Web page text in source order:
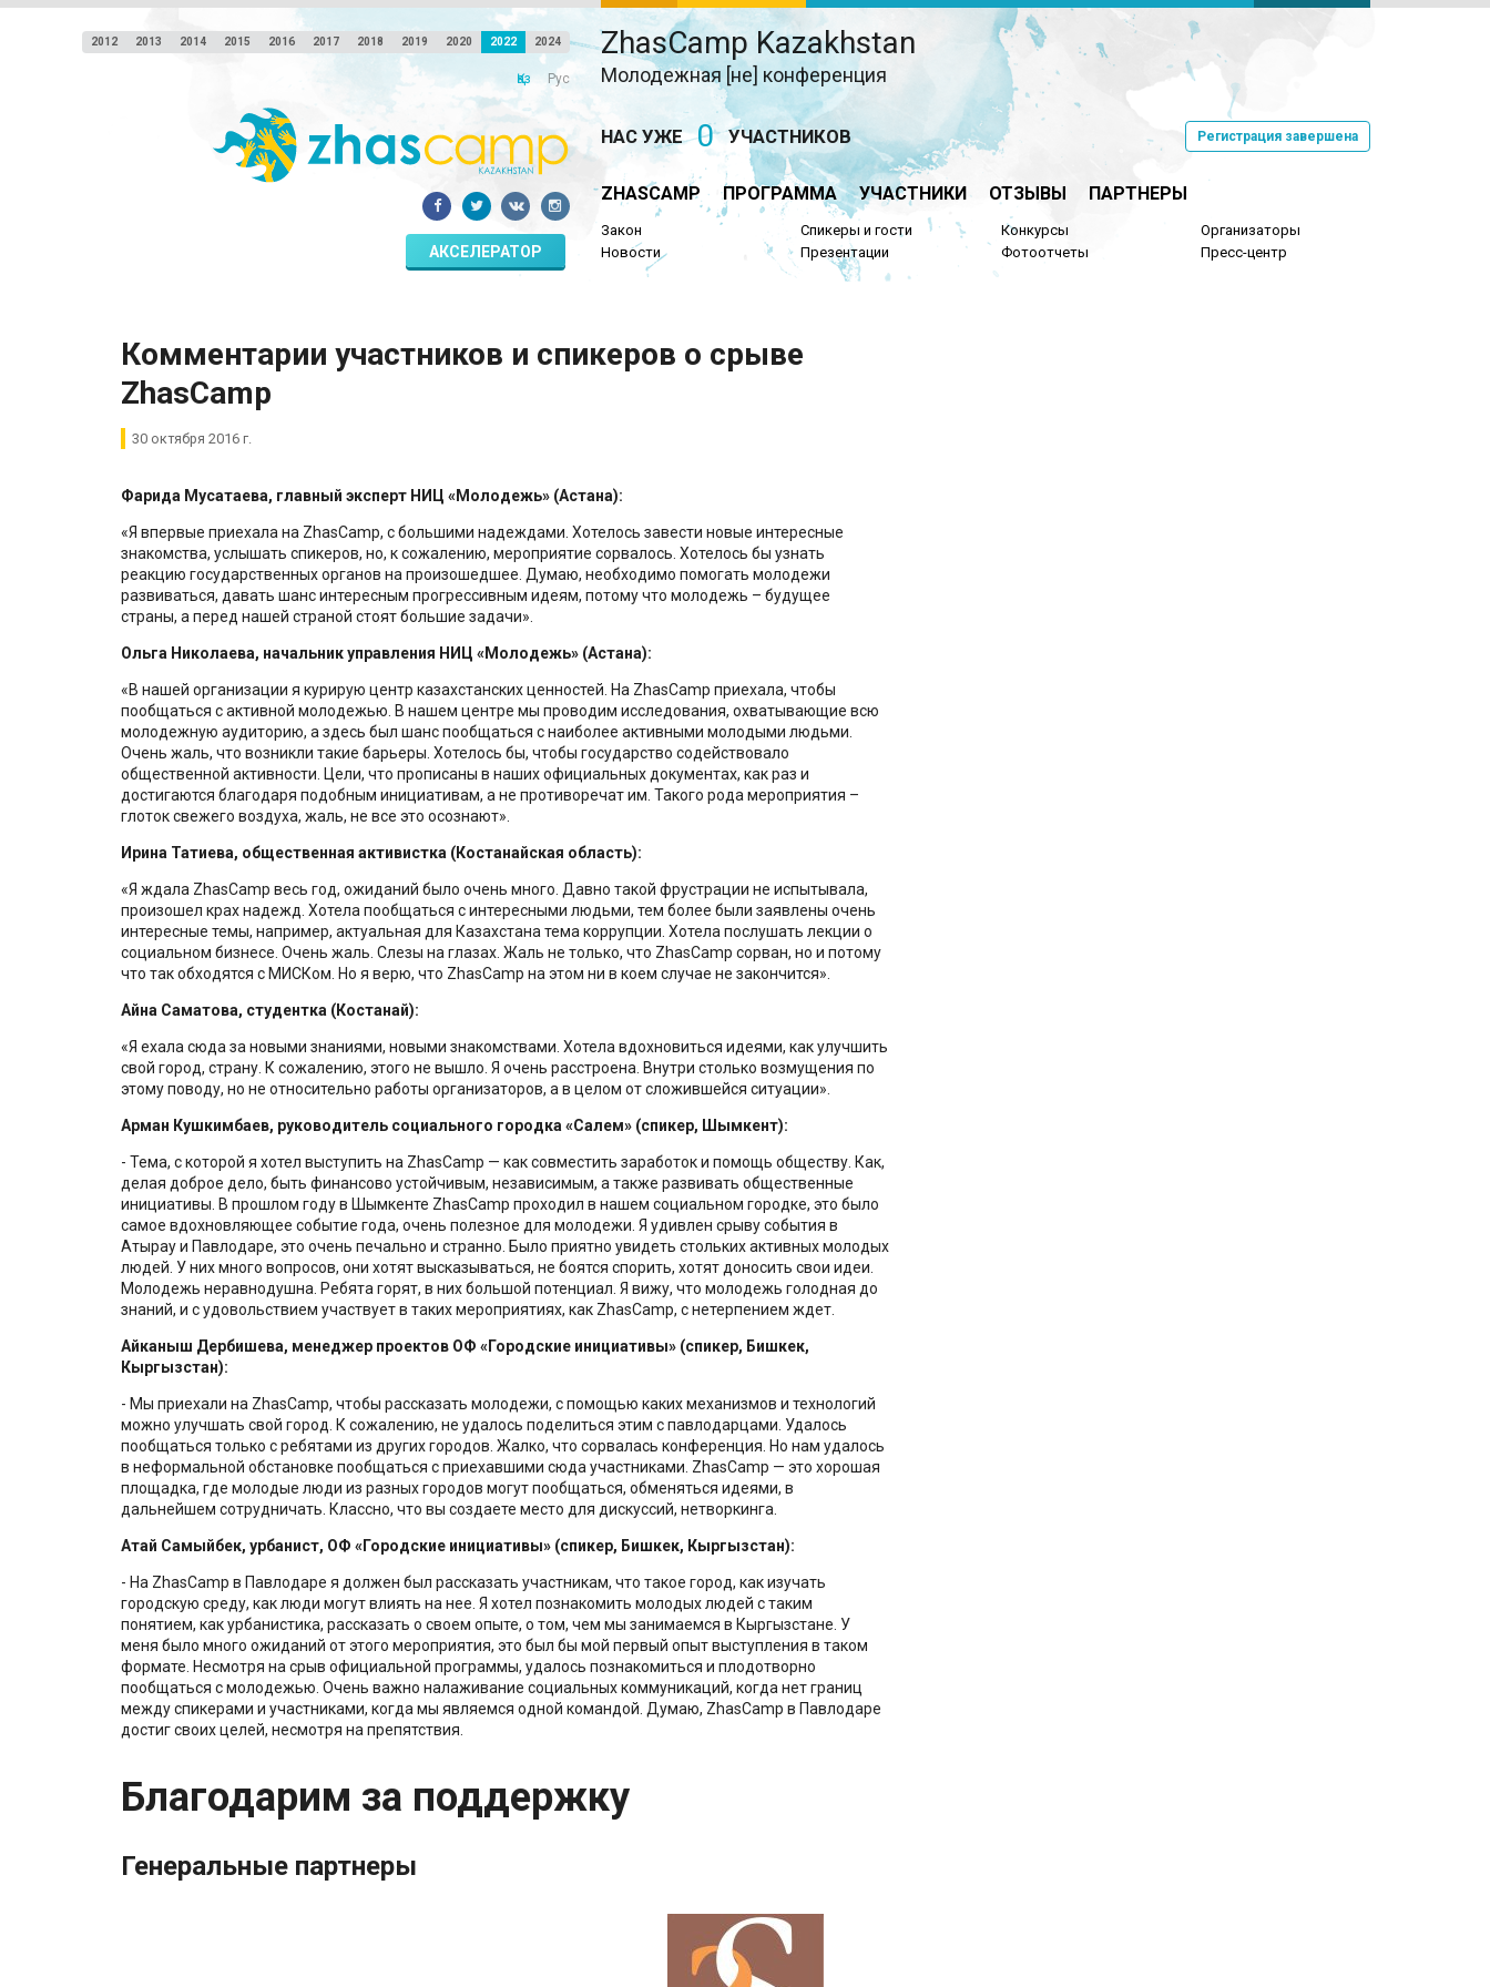
2012 2013 2014 2015 2016 2017 2018 2019 2020 2022 2024
Қаз Рус
ZhasCamp Kazakhstan
Молодежная [не] конференция
АКСЕЛЕРАТОР
НАС УЖЕ 0 УЧАСТНИКОВ Регистрация завершена
ZHASCAMP ПРОГРАММА УЧАСТНИКИ ОТЗЫВЫ ПАРТНЕРЫ
Закон
Новости
Спикеры и гости
Презентации
Конкурсы
Фотоотчеты
Организаторы
Пресс-центр
Комментарии участников и спикеров о срыве
ZhasCamp
30 октября 2016 г.
Фарида Мусатаева, главный эксперт НИЦ «Молодежь» (Астана):
«Я впервые приехала на ZhasCamp, с большими надеждами. Хотелось завести новые интересные
знакомства, услышать спикеров, но, к сожалению, мероприятие сорвалось. Хотелось бы узнать
реакцию государственных органов на произошедшее. Думаю, необходимо помогать молодежи
развиваться, давать шанс интересным прогрессивным идеям, потому что молодежь – будущее
страны, а перед нашей страной стоят большие задачи».
Ольга Николаева, начальник управления НИЦ «Молодежь» (Астана):
«В нашей организации я курирую центр казахстанских ценностей. На ZhasCamp приехала, чтобы
пообщаться с активной молодежью. В нашем центре мы проводим исследования, охватывающие всю
молодежную аудиторию, а здесь был шанс пообщаться с наиболее активными молодыми людьми.
Очень жаль, что возникли такие барьеры. Хотелось бы, чтобы государство содействовало
общественной активности. Цели, что прописаны в наших официальных документах, как раз и
достигаются благодаря подобным инициативам, а не противоречат им. Такого рода мероприятия –
глоток свежего воздуха, жаль, не все это осознают».
Ирина Татиева, общественная активистка (Костанайская область):
«Я ждала ZhasCamp весь год, ожиданий было очень много. Давно такой фрустрации не испытывала,
произошел крах надежд. Хотела пообщаться с интересными людьми, тем более были заявлены очень
интересные темы, например, актуальная для Казахстана тема коррупции. Хотела послушать лекции о
социальном бизнесе. Очень жаль. Слезы на глазах. Жаль не только, что ZhasCamp сорван, но и потому
что так обходятся с МИСКом. Но я верю, что ZhasCamp на этом ни в коем случае не закончится».
Айна Саматова, студентка (Костанай):
«Я ехала сюда за новыми знаниями, новыми знакомствами. Хотела вдохновиться идеями, как улучшить
свой город, страну. К сожалению, этого не вышло. Я очень расстроена. Внутри столько возмущения по
этому поводу, но не относительно работы организаторов, а в целом от сложившейся ситуации».
Арман Кушкимбаев, руководитель социального городка «Салем» (спикер, Шымкент):
- Тема, с которой я хотел выступить на ZhasCamp — как совместить заработок и помощь обществу. Как,
делая доброе дело, быть финансово устойчивым, независимым, а также развивать общественные
инициативы. В прошлом году в Шымкенте ZhasCamp проходил в нашем социальном городке, это было
самое вдохновляющее событие года, очень полезное для молодежи. Я удивлен срыву события в
Атырау и Павлодаре, это очень печально и странно. Было приятно увидеть стольких активных молодых
людей. У них много вопросов, они хотят высказываться, не боятся спорить, хотят доносить свои идеи.
Молодежь неравнодушна. Ребята горят, в них большой потенциал. Я вижу, что молодежь голодная до
знаний, и с удовольствием участвует в таких мероприятиях, как ZhasCamp, с нетерпением ждет.
Айканыш Дербишева, менеджер проектов ОФ «Городские инициативы» (спикер, Бишкек,
Кыргызстан):
- Мы приехали на ZhasCamp, чтобы рассказать молодежи, с помощью каких механизмов и технологий
можно улучшать свой город. К сожалению, не удалось поделиться этим с павлодарцами. Удалось
пообщаться только с ребятами из других городов. Жалко, что сорвалась конференция. Но нам удалось
в неформальной обстановке пообщаться с приехавшими сюда участниками. ZhasCamp — это хорошая
площадка, где молодые люди из разных городов могут пообщаться, обменяться идеями, в
дальнейшем сотрудничать. Классно, что вы создаете место для дискуссий, нетворкинга.
Атай Самыйбек, урбанист, ОФ «Городские инициативы» (спикер, Бишкек, Кыргызстан):
- На ZhasCamp в Павлодаре я должен был рассказать участникам, что такое город, как изучать
городскую среду, как люди могут влиять на нее. Я хотел познакомить молодых людей с таким
понятием, как урбанистика, рассказать о своем опыте, о том, чем мы занимаемся в Кыргызстане. У
меня было много ожиданий от этого мероприятия, это был бы мой первый опыт выступления в таком
формате. Несмотря на срыв официальной программы, удалось познакомиться и плодотворно
пообщаться с молодежью. Очень важно налаживание социальных коммуникаций, когда нет границ
между спикерами и участниками, когда мы являемся одной командой. Думаю, ZhasCamp в Павлодаре
достиг своих целей, несмотря на препятствия.
Благодарим за поддержку
Генеральные партнеры